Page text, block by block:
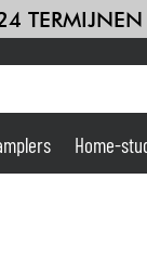
TERMIJNEN
Home-